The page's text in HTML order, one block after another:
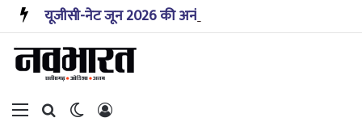
Menu Search forSwitch skin